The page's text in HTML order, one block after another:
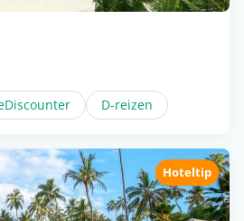
D-reizen
Hoteltip